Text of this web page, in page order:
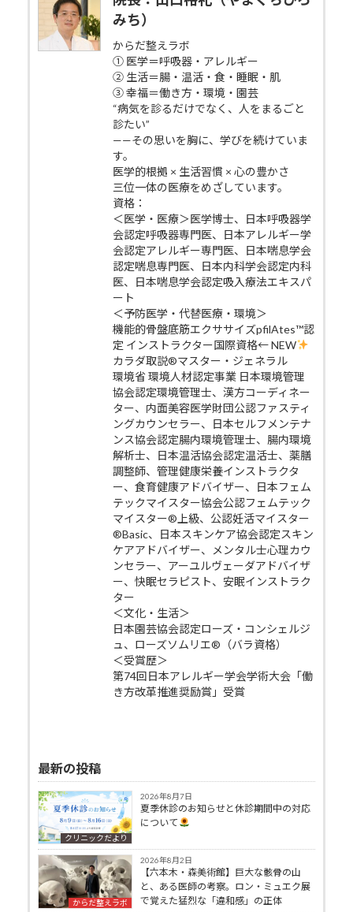
みち）
からだ整えラボ
① 医学＝呼吸器・アレルギー
② 生活＝腸・温活・食・睡眠・肌
③ 幸福＝働き方・環境・園芸
“病気を診るだけでなく、人をまるごと
診たい”
——その思いを胸に、学びを続けていま
す。
医学的根拠 × 生活習慣 × 心の豊かさ
三位一体の医療をめざしています。
資格：
＜医学・医療＞医学博士、日本呼吸器学
会認定呼吸器専門医、日本アレルギー学
会認定アレルギー専門医、日本喘息学会
認定喘息専門医、日本内科学会認定内科
医、日本喘息学会認定吸入療法エキスパ
ート
＜予防医学・代替医療・環境＞
機能的骨盤底筋エクササイズpfilAtes™認
定 インストラクター国際資格← NEW
カラダ取説®マスター・ジェネラル
環境省 環境人材認定事業 日本環境管理
協会認定環境管理士、漢方コーディネー
ター、内面美容医学財団公認ファスティ
ングカウンセラー、日本セルフメンテナ
ンス協会認定腸内環境管理士、腸内環境
解析士、日本温活協会認定温活士、薬膳
調整師、管理健康栄養インストラクタ
ー、食育健康アドバイザー、日本フェム
テックマイスター協会公認フェムテック
マイスター®上級、公認妊活マイスター
®Basic、日本スキンケア協会認定スキン
ケアアドバイザー、メンタル士心理カウ
ンセラー、アーユルヴェーダアドバイザ
ー、快眠セラピスト、安眠インストラク
ター
＜文化・生活＞
日本園芸協会認定ローズ・コンシェルジ
ュ、ローズソムリエ®（バラ資格）
＜受賞歴＞
第74回日本アレルギー学会学術大会「働
き方改革推進奨励賞」受賞
最新の投稿
クリニックだより
2026年8月7日
夏季休診のお知らせと休診期間中の対応
について
からだ整えラボ
2026年8月2日
【六本木・森美術館】巨大な骸骨の山
と、ある医師の考察。ロン・ミュエク展
で覚えた猛烈な「違和感」の正体